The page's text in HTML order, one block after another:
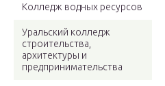
Колледж водных ресурсов
Уральский колледж
строительства,
архитектуры и
предпринимательства